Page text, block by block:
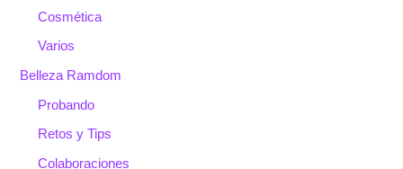
Cosmética
Varios
Belleza Ramdom
Probando
Retos y Tips
Colaboraciones